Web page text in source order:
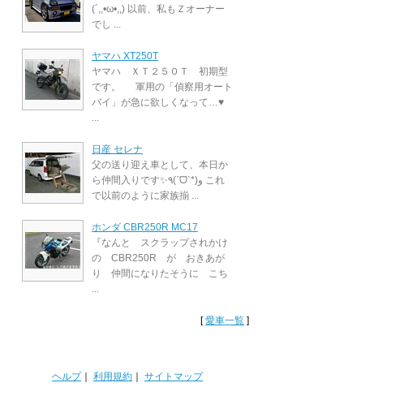
(´,,•ω•,,) 以前、私もＺオーナー
でし ...
ヤマハ XT250T
ヤマハ ＸＴ２５０Ｔ 初期型
です。 軍用の「偵察用オート
バイ」が急に欲しくなって…♥
...
日産 セレナ
父の送り迎え車として、本日か
ら仲間入りです✨٩(ˊᗜˋ*)و これ
で以前のように家族揃 ...
ホンダ CBR250R MC17
『なんと スクラップされかけ
の CBR250R が おきあが
り 仲間になりたそうに こち
...
[愛車一覧 ]
ヘルプ｜ 利用規約 サイトマップ